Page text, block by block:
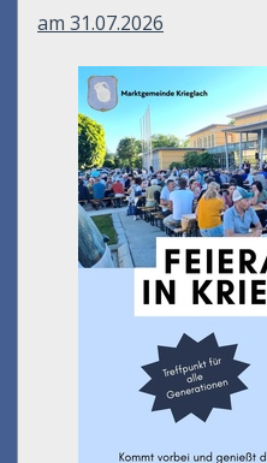
am 31.07.2026